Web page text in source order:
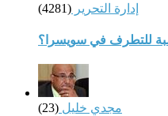
إدارة التحرير (4281)
للتطرف في سويسرا؟
مجدي خليل (23)